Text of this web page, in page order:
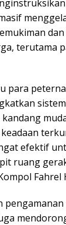
terutama
para
efektif
ruang
Fahrel